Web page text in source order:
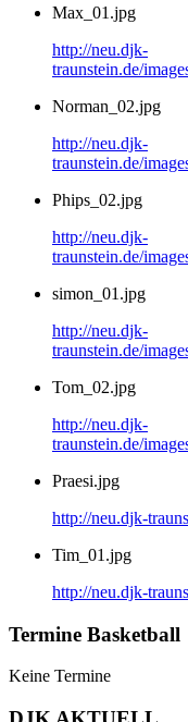
Max_01.jpg
http://neu.djk-
traunstein.de/
Norman_02.jpg
http://neu.djk-
traunstein.de/
Phips_02.jpg
http://neu.djk-
traunstein.de/
simon_01.jpg
http://neu.djk-
traunstein.de/
Tom_02.jpg
http://neu.djk-
traunstein.de/
Praesi.jpg
http://neu.djk-
Tim_01.jpg
http://neu.djk-
Termine Basketball
Keine Termine